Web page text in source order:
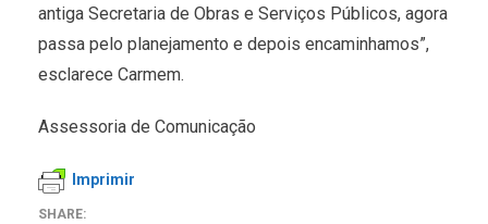
antiga Secretaria de Obras e Serviços Públicos, agora
passa pelo planejamento e depois encaminhamos”,
esclarece Carmem.
Assessoria de Comunicação
Imprimir